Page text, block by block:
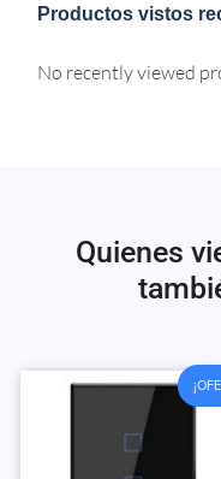
Productos vistos
No recently viewed
Quienes